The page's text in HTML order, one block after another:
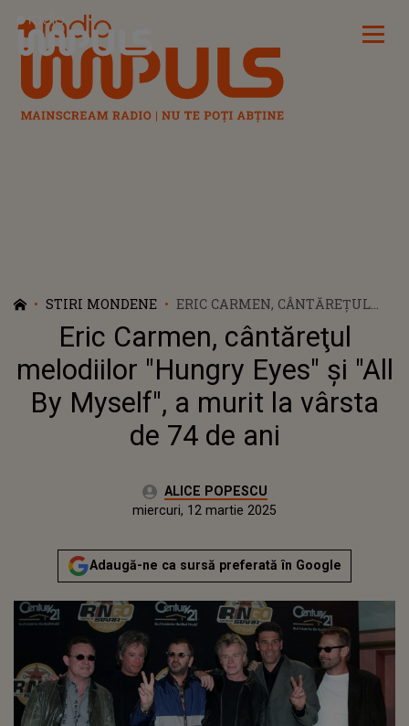
Radio Impuls
STIRI MONDENE
ERIC CARMEN, CÂNTĂREŢUL
MELODIILOR "HUNGRY EYES" ŞI
"ALL BY MYSELF", A MURIT LA
VÂRSTA DE 74 DE ANI
Eric Carmen, cântăreţul
melodiilor "Hungry Eyes" şi "All
By Myself", a murit la vârsta
de 74 de ani
Autor:ALICE POPESCU
marți, 12 martie 2024Actualizat:
miercuri, 12 martie 2025
Adaugă-ne ca sursă preferată în Google